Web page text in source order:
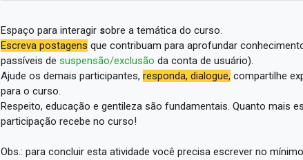
Espaço para interagir sobre a temática do curso.
Escreva postagens que contribuam para aprofundar
passíveis desuspensão/exclusão da conta de usuário).
Ajude os demais participantes,responda, dialogue, compartilhe
para o curso.
Respeito, educação e gentileza são fundamentais.Quanto mais
participação recebe no curso!
Obs.: para concluir esta atividade você precisa escrever no